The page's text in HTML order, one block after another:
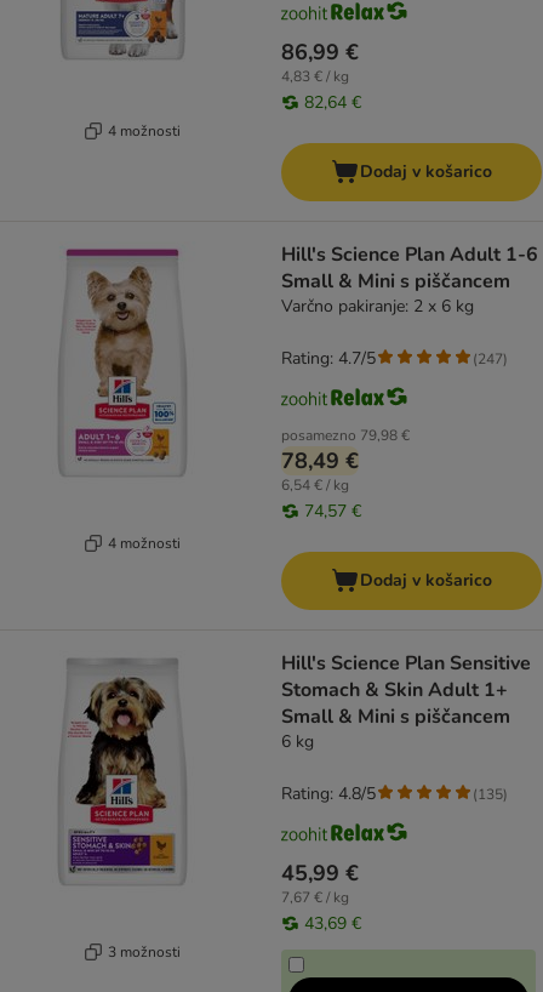
4 možnosti
86,99 €
4,83 € / kg
82,64 €
Dodaj v košarico
4 možnosti
Hill's Science Plan Adult 1-6
Small & Mini s piščancem
Varčno pakiranje: 2 x 6 kg
posamezno 79,98 €
78,49 €
6,54 € / kg
74,57 €
Rating: 4.7/5 (247)
Dodaj v košarico
3 možnosti
Hill's Science Plan Sensitive
Stomach & Skin Adult 1+
Small & Mini s piščancem
6 kg
45,99 €
7,67 € / kg
43,69 €
Rating: 4.8/5 (135)